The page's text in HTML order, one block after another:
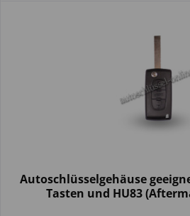
Autoschlüsselgehäuse
Tasten und HU83